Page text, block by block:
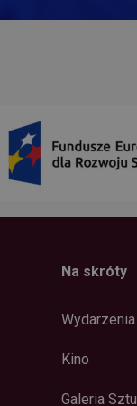
Na skróty
Wydarzenia
Kino
Galeria